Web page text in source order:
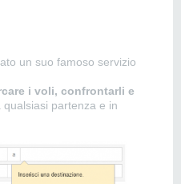
un suo famoso servizio
i voli, confrontarli e
qualsiasi partenza e in